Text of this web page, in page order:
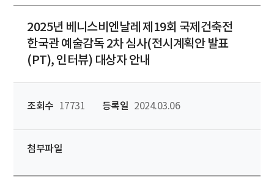
2025년 베니스비엔날레 제19회 국제건축전
한국관 예술감독 2차 심사(전시계획안 발표
(PT), 인터뷰) 대상자 안내
조회수 17731 등록일 2024.03.06
첨부파일